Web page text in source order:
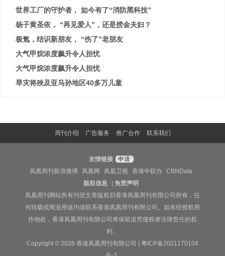
世界工厂的守护者， 如今有了“消防黑科技”
杨子黄圣依， “再见爱人”，还是捞金夫妇？
极氪，结识新朋友， “伤了”老朋友
大气甲烷浓度飙升令人担忧
大气甲烷浓度飙升令人担忧
旱灾将殃及亚马孙地区40多万儿童
周刊介绍 广告服务 推广合作 联系我们
友情链接
申请
凤凰周刊新浪微博
凤凰网 凤凰卫视 香港中联办
CBNData
版权信息
|免责声明
凤凰周刊网站所有刊登文章版权归香港凤凰周刊有限公司所有，任
何转载或商业用途均须联系香港凤凰周刊有限公司。如未经授权用
作他处，香港凤凰周刊有限公司将保留追究侵权者法律责任的权
利。
Copyright © 2026 香港凤凰周刊有限公司 | 粤ICP备2021170104